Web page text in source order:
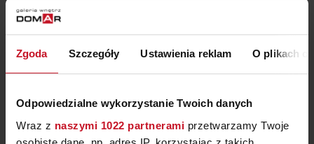
Zgoda Szczegóły Ustawienia reklam O plikach
Odpowiedzialne wykorzystanie Twoich danych
Wraz z naszymi 1022 partnerami przetwarzamy Twoje